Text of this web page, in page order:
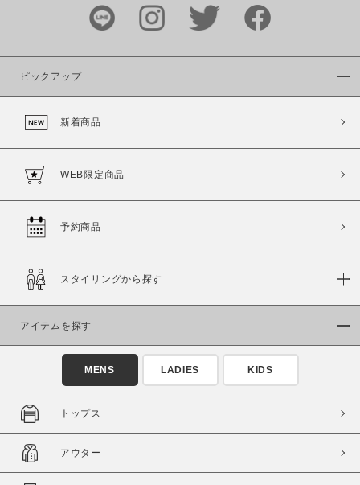
ピックアップ
新着商品
WEB限定商品
予約商品
スタイリングから探す
アイテムを探す
MENS LADIES KIDS
トップス
アウター